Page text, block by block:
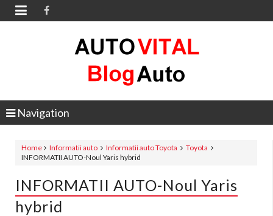

Navigation
Home Informatii auto Informatii auto Toyota
Toyota
INFORMATII AUTO-Noul Yaris hybrid
INFORMATII AUTO-Noul Yaris
hybrid